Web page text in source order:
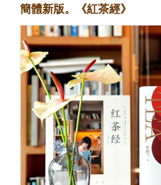
簡體新版。《紅茶經》